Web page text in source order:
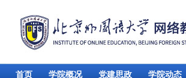
首页 学院概况 党建思政 学院动态